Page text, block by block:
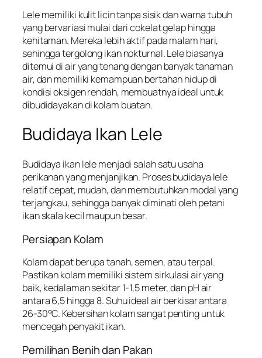
Lele memiliki kulit licin tanpa sisik dan warna tubuh
yang bervariasi mulai dari cokelat gelap hingga
kehitaman. Mereka lebih aktif pada malam hari,
sehingga tergolong ikan nokturnal. Lele biasanya
ditemui di air yang tenang dengan banyak tanaman
air, dan memiliki kemampuan bertahan hidup di
kondisi oksigen rendah, membuatnya ideal untuk
dibudidayakan di kolam buatan.
Budidaya Ikan Lele
Budidaya ikan lele menjadi salah satu usaha
perikanan yang menjanjikan. Proses budidaya lele
relatif cepat, mudah, dan membutuhkan modal yang
terjangkau, sehingga banyak diminati oleh petani
ikan skala kecil maupun besar.
Persiapan Kolam
Kolam dapat berupa tanah, semen, atau terpal.
Pastikan kolam memiliki sistem sirkulasi air yang
baik, kedalaman sekitar 1-1,5 meter, dan pH air
antara 6,5 hingga 8. Suhu ideal air berkisar antara
26-30°C. Kebersihan kolam sangat penting untuk
mencegah penyakit ikan.
Pemilihan Benih dan Pakan